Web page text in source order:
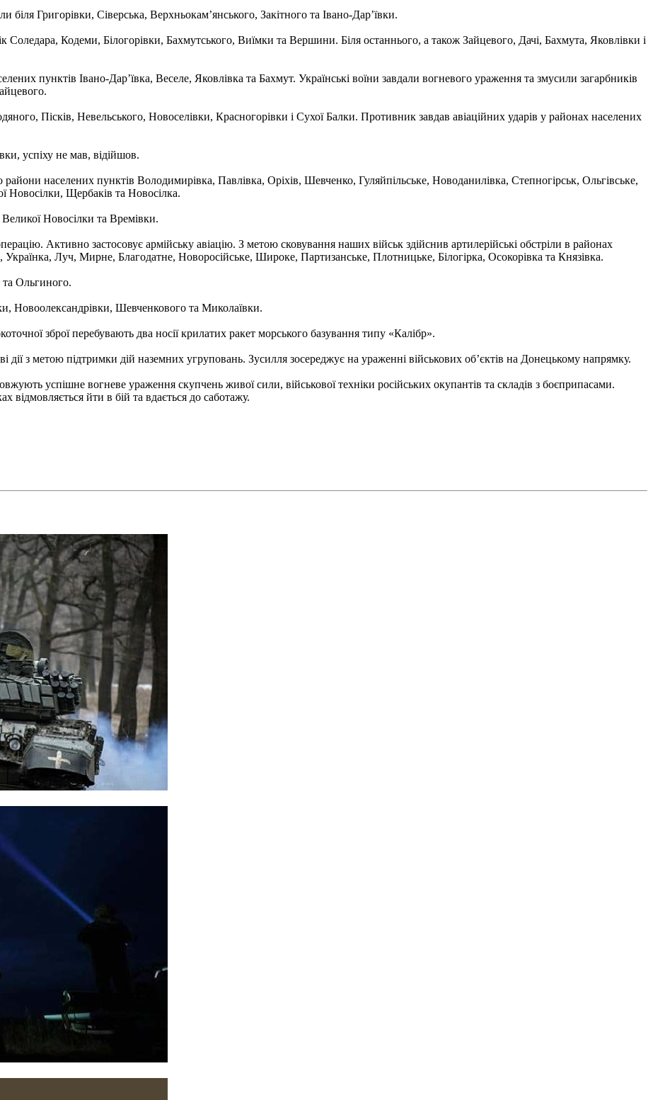
Григорівки, Сіверська, Верхньокам’янського, Закітного та Івано-Дар’ївки.
Соледара, Кодеми, Білогорівки, Бахмутського, Виїмки та Вершини. Біля останнього, а також Зайцевого, Дачі, Бахмута, Яковлівки і
пунктів Івано-Дар’ївка, Веселе, Яковлівка та Бахмут. Українські воїни завдали вогневого ураження та змусили загарбників
Пісків, Невельського, Новоселівки, Красногорівки і Сухої Балки. Противник завдав авіаційних ударів у районах населених
успіху не мав, відійшов.
населених пунктів Володимирівка, Павлівка, Оріхів, Шевченко, Гуляйпільське, Новоданилівка, Степногірськ, Ольгівське,
Новосілки, Щербаків та Новосілка.
Новосілки та Времівки.
Активно застосовує армійську авіацію. З метою сковування наших військ здійснив артилерійські обстріли в районах
Луч, Мирне, Благодатне, Новоросійське, Широке, Партизанське, Плотницьке, Білогірка, Осокорівка та Князівка.
та Ольгиного.
Новоолександрівки, Шевченкового та Миколаївки.
зброї перебувають два носії крилатих ракет морського базування типу «Калібр».
дії з метою підтримки дій наземних угруповань. Зусилля зосереджує на ураженні військових об’єктів на Донецькому напрямку.
успішне вогневе ураження скупчень живої сили, військової техніки російських окупантів та складів з боєприпасами.
відмовляється йти в бій та вдається до саботажу.